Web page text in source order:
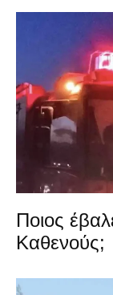
Ποιος
Καθενούς;